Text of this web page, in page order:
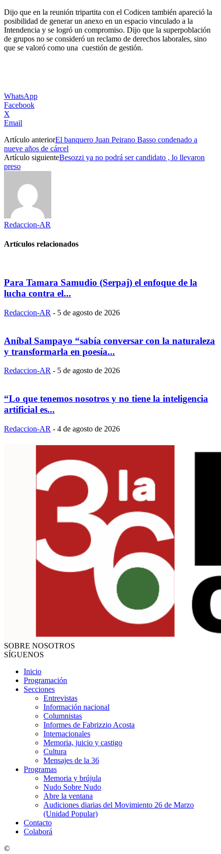
Dijo que en la reunión tripartita con el Codicen también apareció la
posibilidad de generar un anexo en un espacio vinculado a la
Intendencia y se logró un compromiso. Dijo que la superpoblación
de grupos no se consideró un reclamo de derechos laborales, sino
que se valoró como una cuestión de gestión.
WhatsApp
Facebook
X
Email
Artículo anteriorEl banquero Juan Peirano Basso condenado a
nueve años de cárcel
Artículo siguienteBesozzi ya no podrá ser candidato , lo llevaron
preso
Redaccion-AR
Artículos relacionados
Para Tamara Samudio (Serpaj) el enfoque de la
lucha contra el...
Redaccion-AR - 5 de agosto de 2026
Aníbal Sampayo “sabía conversar con la naturaleza
y transformarla en poesía...
Redaccion-AR - 5 de agosto de 2026
“Lo que tenemos nosotros y no tiene la inteligencia
artificial es...
Redaccion-AR - 4 de agosto de 2026
SOBRE NOSOTROS
SÍGUENOS
Inicio
Programación
Secciones
Entrevistas
Información nacional
Columnistas
Informes de Fabrizzio Acosta
Internacionales
Memoria, juicio y castigo
Cultura
Mensajes de la 36
Programas
Memoria y brújula
Nudo Sobre Nudo
Abre la ventana
Audiciones diarias del Movimiento 26 de Marzo
(Unidad Popular)
Contacto
Colaborá
©